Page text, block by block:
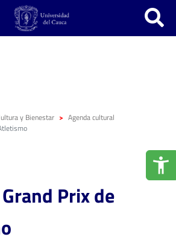
y Bienestar
Agenda cultural
Prix de